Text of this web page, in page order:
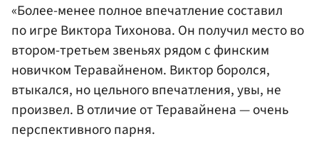
«Более-менее полное впечатление составил
по игре Виктора Тихонова. Он получил место во
втором-третьем звеньях рядом с финским
новичком Теравайненом. Виктор боролся,
втыкался, но цельного впечатления, увы, не
произвел. В отличие от Теравайнена — очень
перспективного парня.